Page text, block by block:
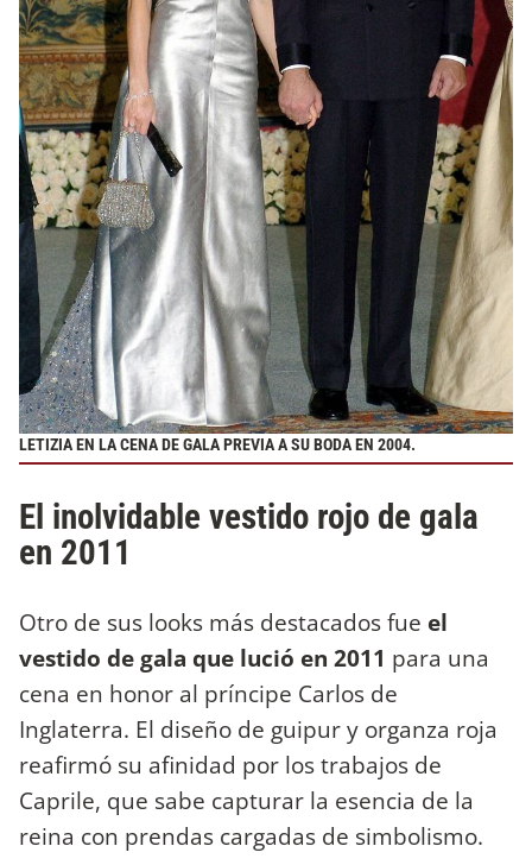
LETIZIA EN LA CENA DE GALA PREVIA A SU BODA EN 2004.
El inolvidable vestido rojo de gala
en 2011
Otro de sus looks más destacados fue el
vestido de gala que lució en 2011 para una
cena en honor al príncipe Carlos de
Inglaterra. El diseño de guipur y organza roja
reafirmó su afinidad por los trabajos de
Caprile, que sabe capturar la esencia de la
reina con prendas cargadas de simbolismo.